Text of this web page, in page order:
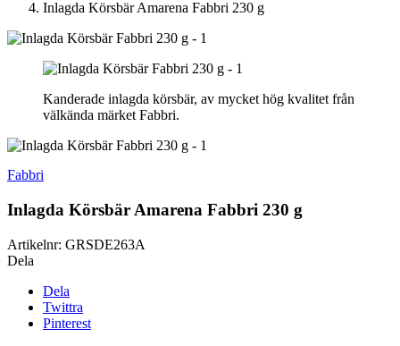
Inlagda Körsbär Amarena Fabbri 230 g
Kanderade inlagda körsbär, av mycket hög kvalitet från
välkända märket Fabbri.
Fabbri
Inlagda Körsbär Amarena Fabbri 230 g
Artikelnr: GRSDE263A
Dela
Dela
Twittra
Pinterest